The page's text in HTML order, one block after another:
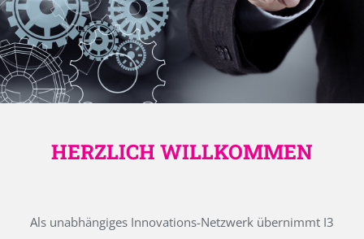
HERZLICH WILLKOMMEN
Als unabhängiges Innovations-Netzwerk übernimmt I3